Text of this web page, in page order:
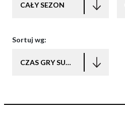
CAŁY SEZON
Sortuj wg:
CZAS GRY SUMA